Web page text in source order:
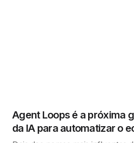
Agent Loops é a próxima
da IA para automatizar o